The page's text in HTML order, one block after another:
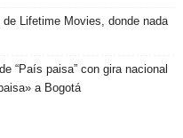
de Lifetime Movies, donde nada
“País paisa” con gira nacional
a Bogotá